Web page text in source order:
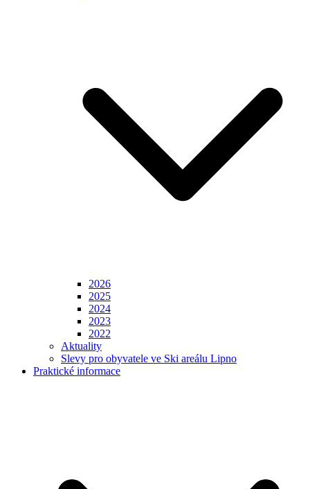
2026
2025
2024
2023
2022
Aktuality
Slevy pro obyvatele ve Ski areálu Lipno
Praktické informace